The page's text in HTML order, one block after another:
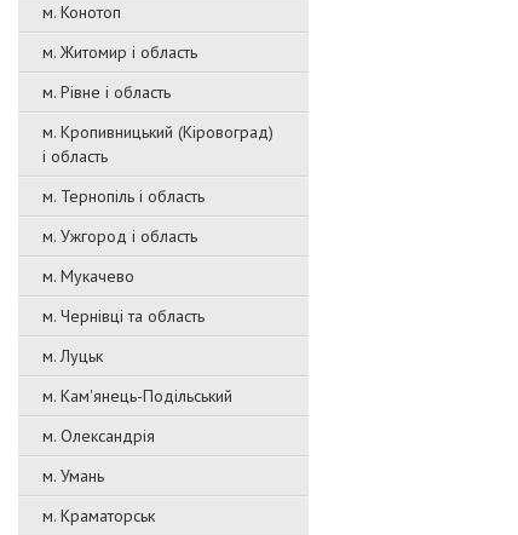
м. Конотоп
м. Житомир і область
м. Рівне і область
м. Кропивницький (Кіровоград)
і область
м. Тернопіль і область
м. Ужгород і область
м. Мукачево
м. Чернівці та область
м. Луцьк
м. Кам'янець-Подільський
м. Олександрія
м. Умань
м. Краматорськ